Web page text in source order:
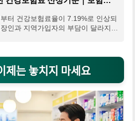
터 건강보험료율이 7.19%로 인상되
인과 지역가입자의 부담이 달라지게
방법
제는 놓치지 마세요